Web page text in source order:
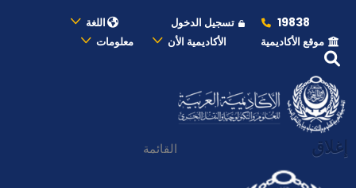
19838 تسجيل الدخول
اللغة
موقع الأكاديمية
الأكاديمية الأن معلومات
إغلاق القائمة